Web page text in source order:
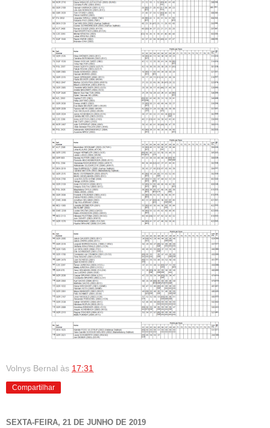
Volnys Bernal às 17:31
Compartilhar
SEXTA-FEIRA, 21 DE JUNHO DE 2019